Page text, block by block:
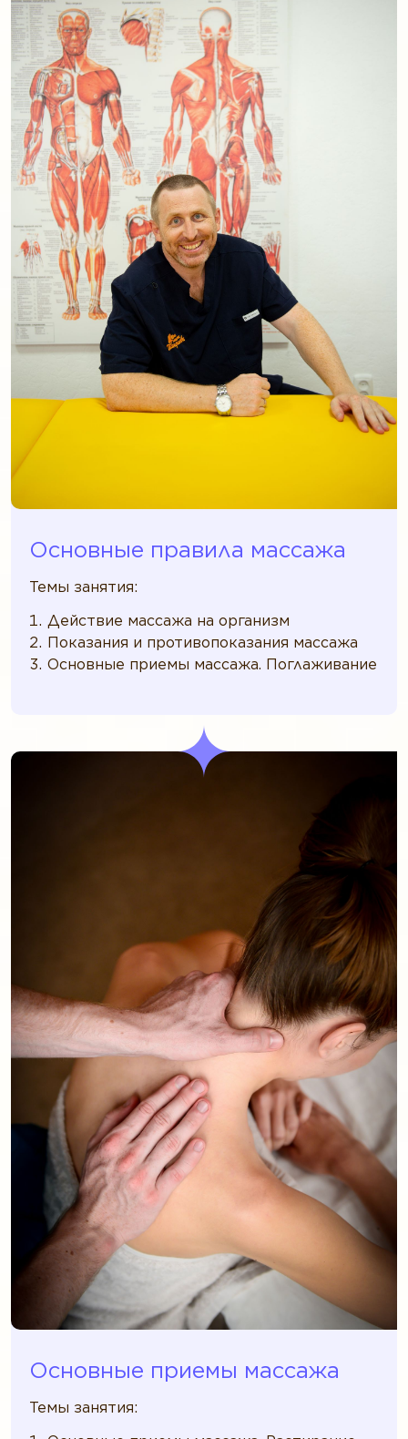
Основные правила массажа
Темы занятия:
Действие массажа на организм
Показания и противопоказания массажа
Основные приемы массажа. Поглаживание
Основные приемы массажа
Темы занятия: